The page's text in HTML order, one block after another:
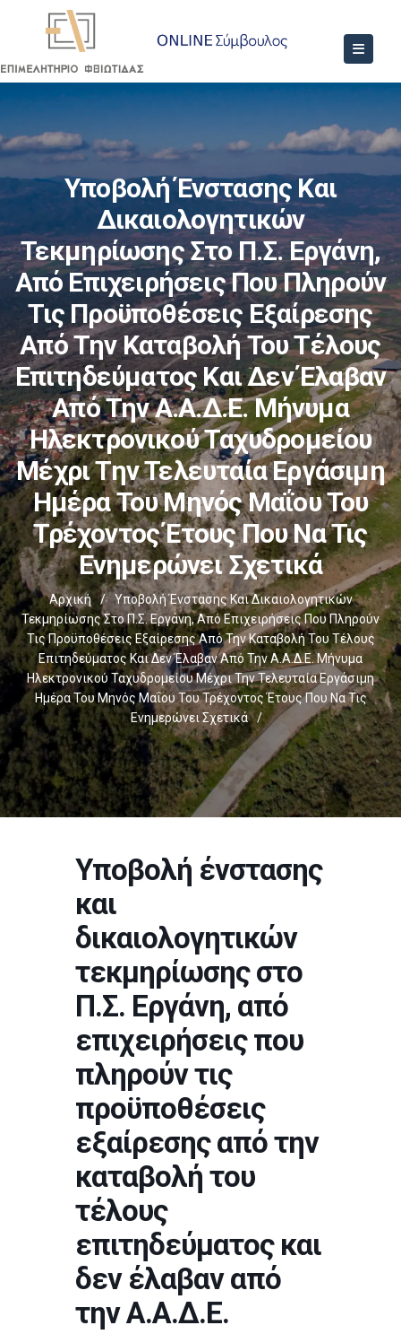
Υποβολή Ένστασης Και
Δικαιολογητικών
Τεκμηρίωσης Στο Π.Σ. Εργάνη,
Από Επιχειρήσεις Που Πληρούν
Τις Προϋποθέσεις Εξαίρεσης
Από Την Καταβολή Του Τέλους
Επιτηδεύματος Και Δεν Έλαβαν
Από Την Α.Α.Δ.Ε. Μήνυμα
Ηλεκτρονικού Ταχυδρομείου
Μέχρι Την Τελευταία Εργάσιμη
Ημέρα Του Μηνός Μαΐου Του
Τρέχοντος Έτους Που Να Τις
Ενημερώνει Σχετικά
Αρχική /
Υποβολή Ένστασης Και Δικαιολογητικών
Τεκμηρίωσης Στο Π.Σ. Εργάνη, Από Επιχειρήσεις Που Πληρούν
Τις Προϋποθέσεις Εξαίρεσης Από Την Καταβολή Του Τέλους
Επιτηδεύματος Και Δεν Έλαβαν Από Την Α.Α.Δ.Ε. Μήνυμα
Ηλεκτρονικού Ταχυδρομείου Μέχρι Την Τελευταία Εργάσιμη
Ημέρα Του Μηνός Μαΐου Του Τρέχοντος Έτους Που Να Τις
Ενημερώνει Σχετικά
/
Υποβολή ένστασης
και
δικαιολογητικών
τεκμηρίωσης στο
Π.Σ. Εργάνη, από
επιχειρήσεις που
πληρούν τις
προϋποθέσεις
εξαίρεσης από την
καταβολή του
τέλους
επιτηδεύματος και
δεν έλαβαν από
την Α.Α.Δ.Ε.